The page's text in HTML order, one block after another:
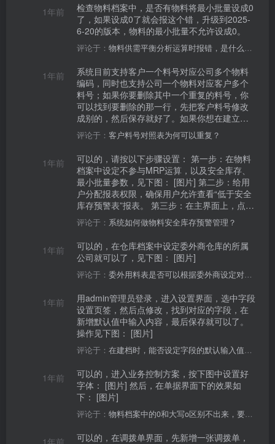
1年前
检查物料档案中，是否有物料将最小批量设成0
了，如果设成0了就会报这个错，升级到2025-
6-20的版本，物料的最小批量不允许设成0。
评论于： 物料供需平衡分析运算时报错，是什么原因？
1年前
系统目前支持客户一个料号对应公司多个物料
编码，同时也支持公司一个物料对应客户多个
料号；如果你要删除其中一个重复的料号，你
可以找到要删除的那一行，先把客户料号修改
成别的，然后保存就好了。如果你想在建立客
户料号对照表时，不想让客户料号重复，你可
以用管理员admin账号登录，在客户料号对照表
界面，点设置进入字段设置，将客户料号设为
不可重复即可，如下图： [图片]
评论于： 客户料号对照表为何可以重复？
1年前
可以的，请按以下步骤设置： 第一步：在物料
档案中设定不参与MRP运算，以及安全库存、
最小批量参数，见下图： [图片] 第二步：给用
户分配报表权限，确保用户允许查看“低于安全
库存预警表”报表。 第三步：在主界面上，点
“预警信息”进入，就可以看到低于安全库存的物
料预警明细，如果需要将低于安全库存的预警
明细，转出计划，可按下图示步骤操作。 [图片]
评论于： 系统如何做物料安全库存预警管理？
1年前
可以的，在仓库档案中设定委外商仓库的所属
公司就可以了，见下图： [图片]
评论于： 委外用料表是否可以根据委外商设定对应的委外商仓库？
1年前
用admin管理员登录，进入设置界面，选中字段
设置页签，然后点修改，找到对应的字段，在
新增默认值中输入内容，最后保存就可以了。
操作见下图： [图片]
评论于： 在建档时，能否设定字段的默认输入值吗？
1年前
可以的，进入业务控制方案，按下图中设置好
字体： [图片] 然后，在单据界面下的效果如
下： [图片]
评论于： 物料档案中的0和大写o区别不出来，要怎么办？
1年前
可以的，在调拨单界面，先新增一张调拨单，